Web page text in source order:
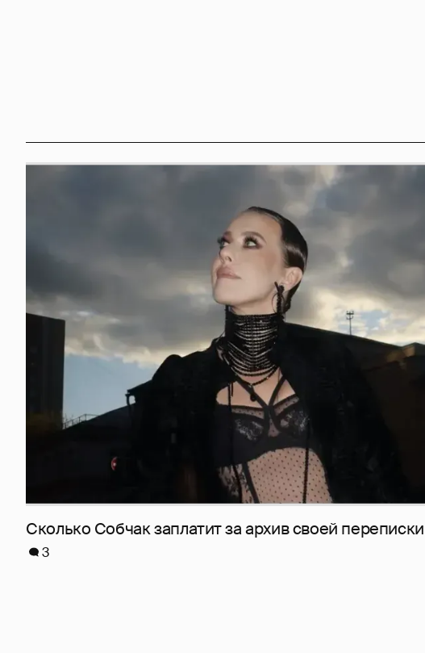
Сколько Собчак заплатит за архив своей
3